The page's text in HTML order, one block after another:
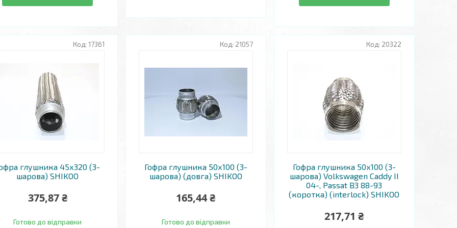
17361
глушника 45х320 (3-
шарова) SHIKOO
375,87 ₴
Готово до відправки
21057
Гофра глушника 50х100 (3-
шарова) (довга) SHIKOO
165,44 ₴
Готово до відправки
20322
Гофра глушника 50х100 (3-
шарова) Volkswagen Caddy II
04-, Passat B3 88-93
(коротка) (interlock) SHIKOO
217,71 ₴